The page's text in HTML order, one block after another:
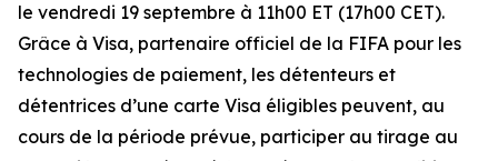
le vendredi 19 septembre à 11h00 ET (17h00 CET).
Grâce à Visa, partenaire officiel de la FIFA pour les
technologies de paiement, les détenteurs et
détentrices d’une carte Visa éligibles peuvent, au
cours de la période prévue, participer au tirage au